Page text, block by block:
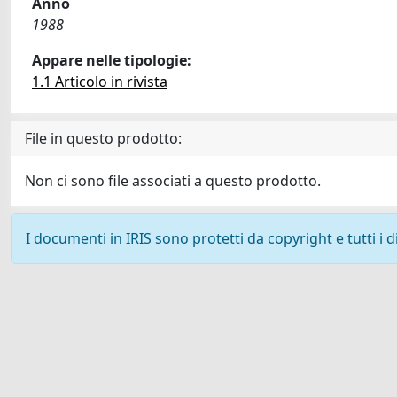
1988
Appare nelle tipologie:
1.1 Articolo in rivista
File in questo prodotto:
Non ci sono file associati a questo prodotto.
I documenti in IRIS sono protetti da copyright e tutti i